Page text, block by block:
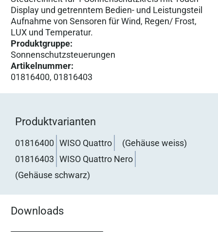
Display und getrenntem Bedien- und Leistungsteil
Aufnahme von Sensoren für Wind, Regen/ Frost,
LUX und Temperatur.
Produktgruppe:
Sonnenschutz­steuerungen
Artikelnummer:
01816400, 01816403
Produktvarianten
01816400 WISO Quattro
(Gehäuse weiss)
01816403 WISO Quattro Nero
(Gehäuse schwarz)
Downloads